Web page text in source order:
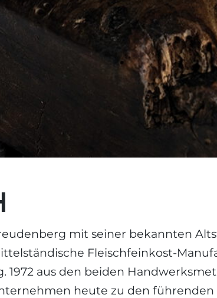
mit seiner bekannten
Fleischfeinkost-
aus den beiden
heute zu den